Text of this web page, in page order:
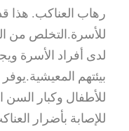
رهاب العناكب. هذا
للأسرة.التخلص من
لدى أفراد الأسرة
بيئتهم
للأطفال وكبار
للإصابة بأضرار